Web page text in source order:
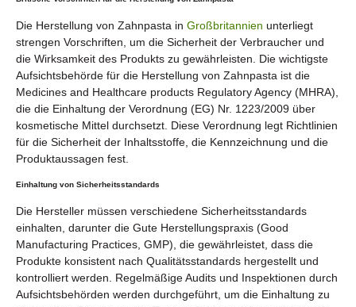
Die Herstellung von Zahnpasta in Großbritannien unterliegt
strengen Vorschriften, um die Sicherheit der Verbraucher und
die Wirksamkeit des Produkts zu gewährleisten. Die wichtigste
Aufsichtsbehörde für die Herstellung von Zahnpasta ist die
Medicines and Healthcare products Regulatory Agency (MHRA),
die die Einhaltung der Verordnung (EG) Nr. 1223/2009 über
kosmetische Mittel durchsetzt. Diese Verordnung legt Richtlinien
für die Sicherheit der Inhaltsstoffe, die Kennzeichnung und die
Produktaussagen fest.
Einhaltung von Sicherheitsstandards
Die Hersteller müssen verschiedene Sicherheitsstandards
einhalten, darunter die Gute Herstellungspraxis (Good
Manufacturing Practices, GMP), die gewährleistet, dass die
Produkte konsistent nach Qualitätsstandards hergestellt und
kontrolliert werden. Regelmäßige Audits und Inspektionen durch
Aufsichtsbehörden werden durchgeführt, um die Einhaltung zu